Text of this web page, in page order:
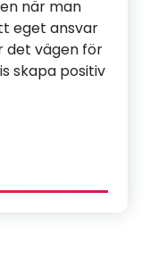
när man
eget ansvar
det vägen för
skapa positiv